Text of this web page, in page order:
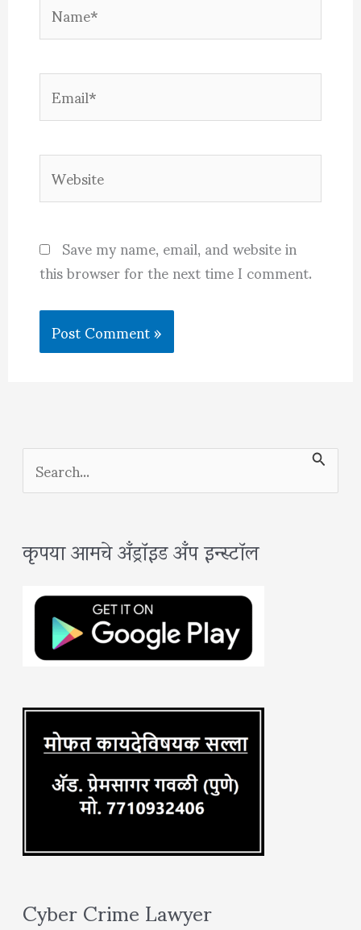
Email*
Website
Save my name, email, and website in
this browser for the next time I comment.
S
e
r
c
:
कृपया आमचे अँड्रॉइड अँप इन्स्टॉल
Cyber Crime Lawyer